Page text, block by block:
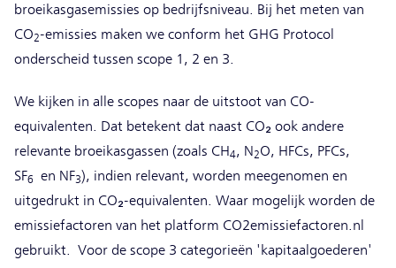
broeikasgasemissies op bedrijfsniveau. Bij het meten van
CO2-emissies maken we conform het GHG Protocol
onderscheid tussen scope 1, 2 en 3.
We kijken in alle scopes naar de uitstoot van CO-
equivalenten. Dat betekent dat naast CO₂ ook andere
relevante broeikasgassen (zoals CH4, N2O, HFCs, PFCs,
SF6 en NF3), indien relevant, worden meegenomen en
uitgedrukt in CO₂-equivalenten. Waar mogelijk worden de
emissiefactoren van het platform CO2emissiefactoren.nl
gebruikt. Voor de scope 3 categorieën 'kapitaalgoederen'